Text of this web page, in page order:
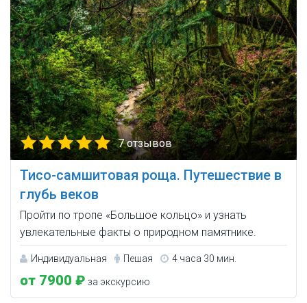
7 отзывов
Тисо-самшитовая роща. Путешествие в
глубь веков
Пройти по тропе «Большое кольцо» и узнать
увлекательные факты о природном памятнике.
Индивидуальная Пешая 4 часа 30 мин.
от 7900 ₽ за экскурсию